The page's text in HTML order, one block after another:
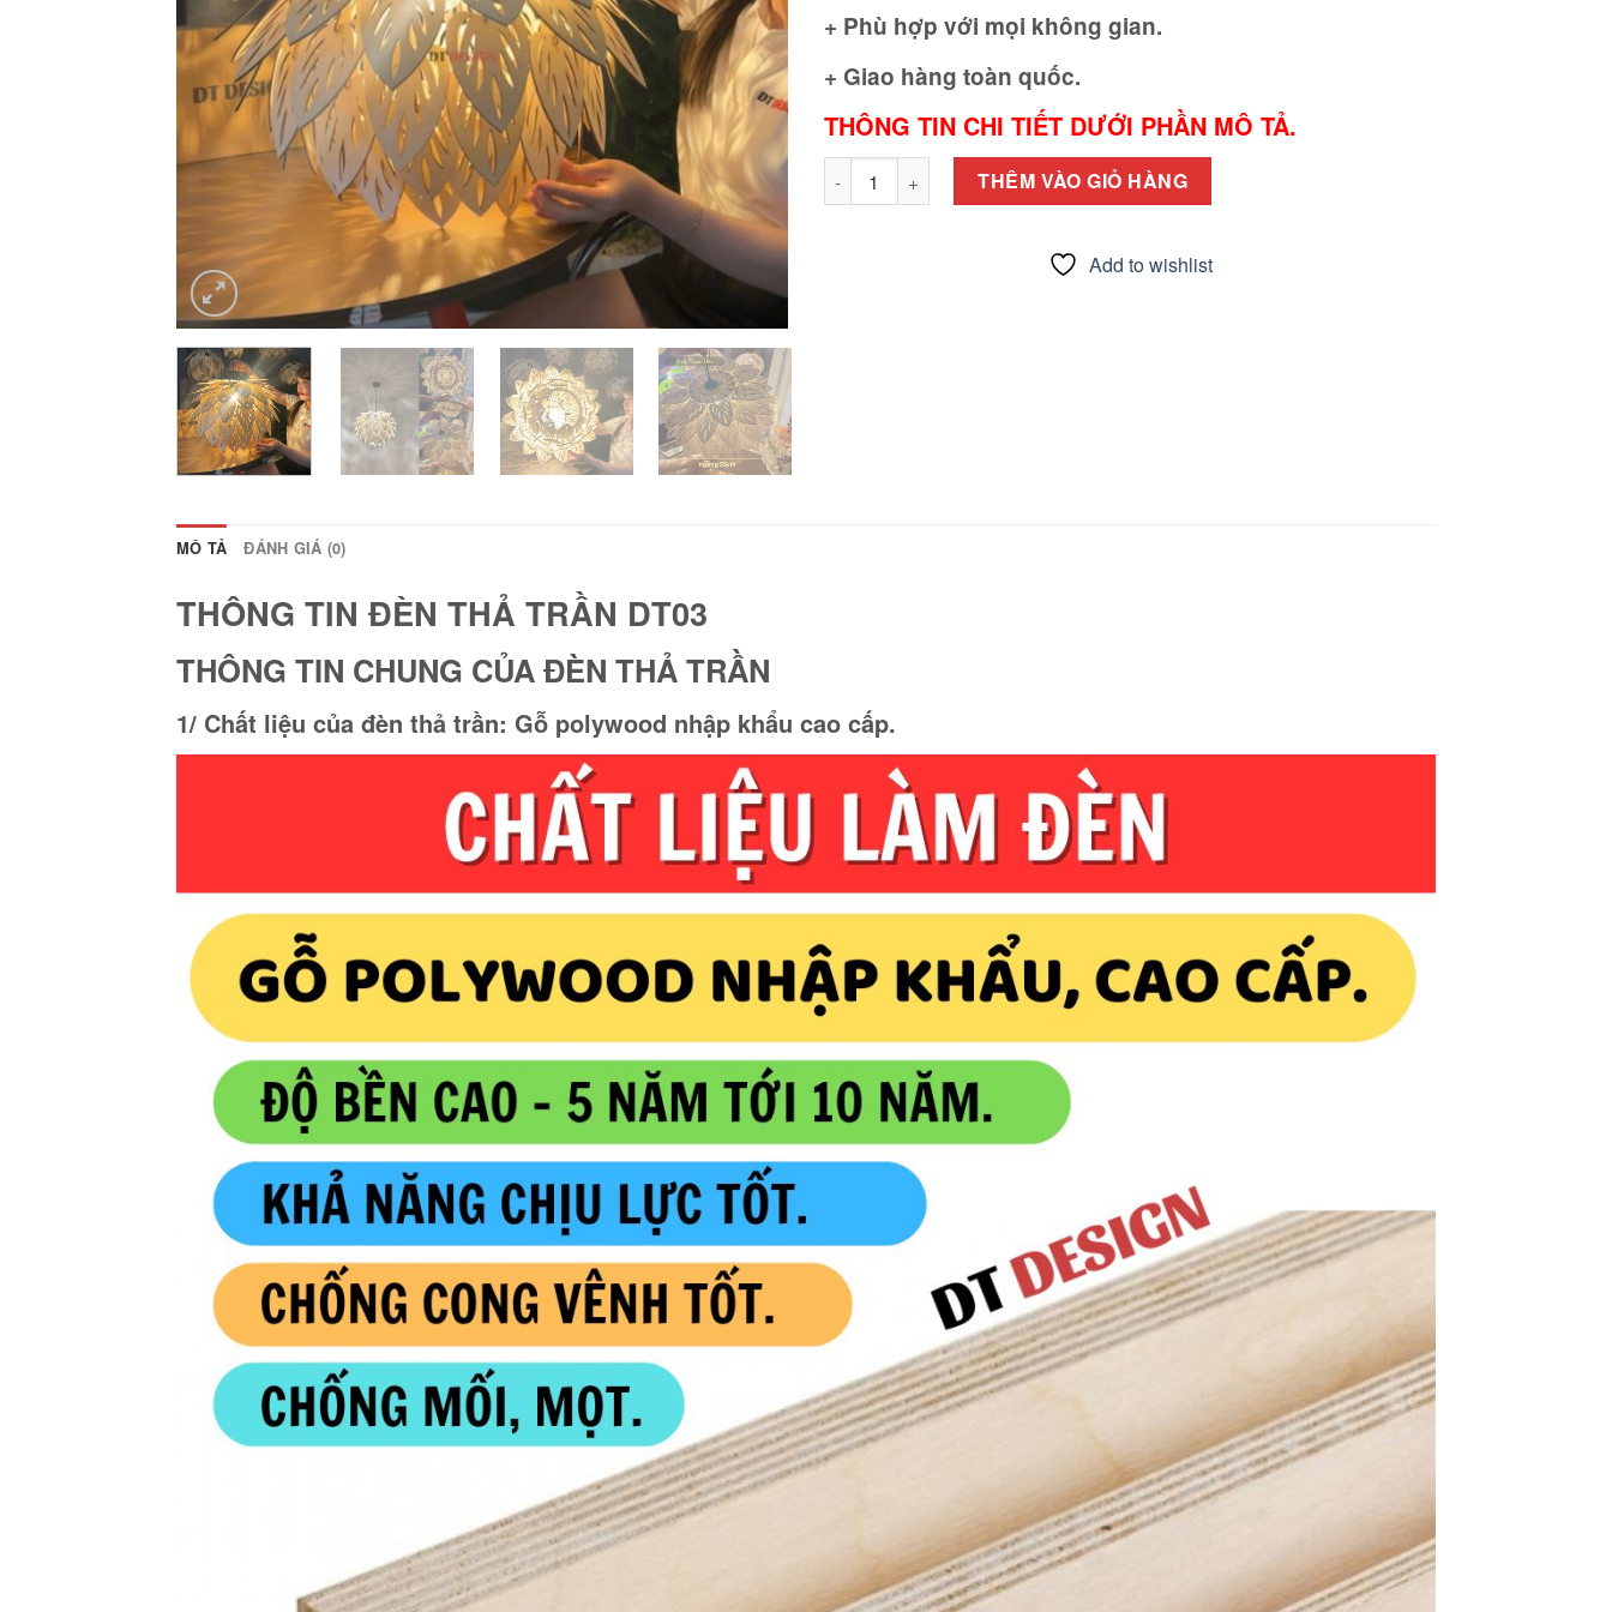
+ Phù hợp với mọi không gian.
+ Giao hàng toàn quốc.
THÔNG TIN CHI TIẾT DƯỚI PHẦN MÔ TẢ.
ĐÈN LUCKY KÍCH THƯỚC LỚN 55cm (full phụ kiện) số lượng
THÊM VÀO GIỎ HÀNG
Add to wishlist
MÔ TẢ ĐÁNH GIÁ (0)
THÔNG TIN ĐÈN THẢ TRẦN DT03
THÔNG TIN CHUNG CỦA ĐÈN THẢ TRẦN
1/ Chất liệu của đèn thả trần: Gỗ polywood nhập khẩu cao cấp.